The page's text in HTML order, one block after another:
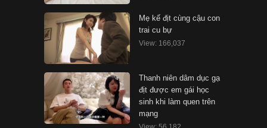
Mẹ kế địt cùng cậu con
trai cu bự
View: 166,037
Thanh niên dâm dục gạ
địt được em gái học
sinh khi làm quen trên
mạng